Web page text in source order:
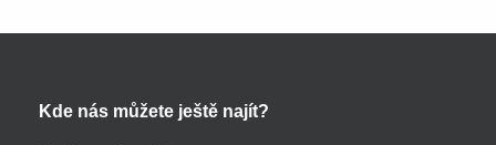
Kde nás můžete ještě najít?